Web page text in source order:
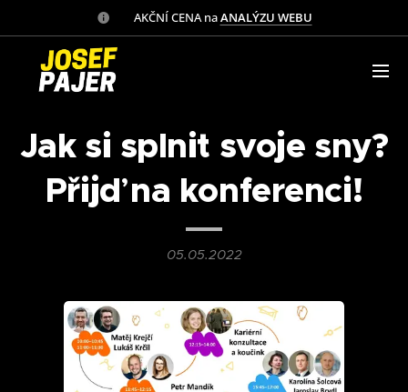
✅ AKČNÍ CENA naANALÝZU WEBU
Jak si splnit svoje sny?
Přijď na konferenci!
05.05.2022